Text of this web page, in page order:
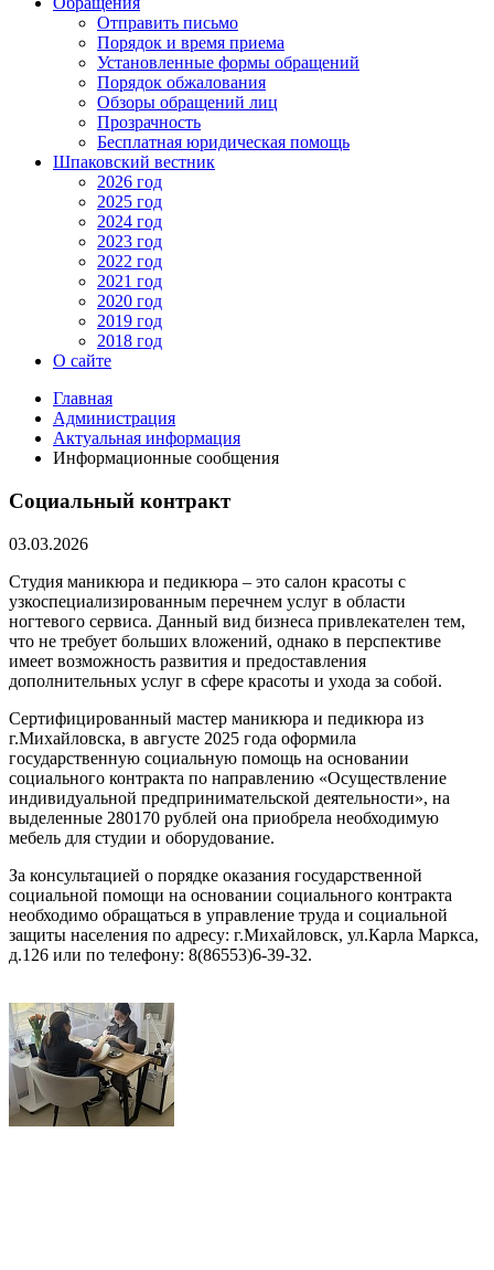
Отправить письмо
Порядок и время приема
Установленные формы обращений
Порядок обжалования
Обзоры обращений лиц
Прозрачность
Бесплатная юридическая помощь
Шпаковский вестник
2026 год
2025 год
2024 год
2023 год
2022 год
2021 год
2020 год
2019 год
2018 год
О сайте
Главная
Администрация
Актуальная информация
Информационные сообщения
Социальный контракт
03.03.2026
Студия маникюра и педикюра – это салон красоты с
узкоспециализированным перечнем услуг в области
ногтевого сервиса. Данный вид бизнеса привлекателен тем,
что не требует больших вложений, однако в перспективе
имеет возможность развития и предоставления
дополнительных услуг в сфере красоты и ухода за собой.
Сертифицированный мастер маникюра и педикюра из
г.Михайловска, в августе 2025 года оформила
государственную социальную помощь на основании
социального контракта по направлению «Осуществление
индивидуальной предпринимательской деятельности», на
выделенные 280170 рублей она приобрела необходимую
мебель для студии и оборудование.
За консультацией о порядке оказания государственной
социальной помощи на основании социального контракта
необходимо обращаться в управление труда и социальной
защиты населения по адресу: г.Михайловск, ул.Карла Маркса,
д.126 или по телефону: 8(86553)6-39-32.